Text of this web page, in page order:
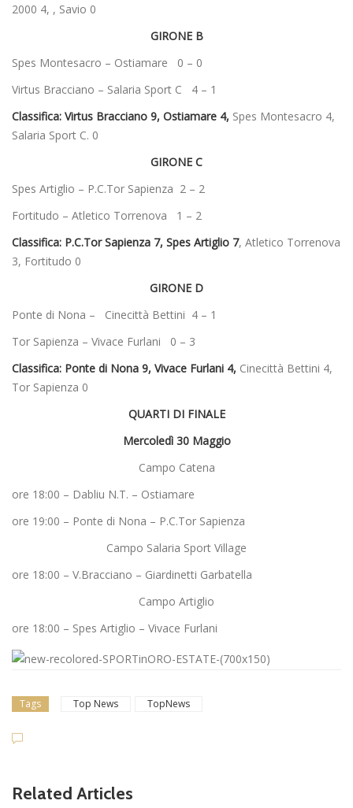
2000 4, , Savio 0
GIRONE B
Spes Montesacro – Ostiamare 0 – 0
Virtus Bracciano – Salaria Sport C 4 – 1
Classifica: Virtus Bracciano 9, Ostiamare 4, Spes Montesacro 4,
Salaria Sport C. 0
GIRONE C
Spes Artiglio – P.C.Tor Sapienza 2 – 2
Fortitudo – Atletico Torrenova 1 – 2
Classifica: P.C.Tor Sapienza 7, Spes Artiglio 7, Atletico Torrenova
3, Fortitudo 0
GIRONE D
Ponte di Nona – Cinecittà Bettini 4 – 1
Tor Sapienza – Vivace Furlani 0 – 3
Classifica: Ponte di Nona 9, Vivace Furlani 4, Cinecittà Bettini 4,
Tor Sapienza 0
QUARTI DI FINALE
Mercoledì 30 Maggio
Campo Catena
ore 18:00 – Dabliu N.T. – Ostiamare
ore 19:00 – Ponte di Nona – P.C.Tor Sapienza
Campo Salaria Sport Village
ore 18:00 – V.Bracciano – Giardinetti Garbatella
Campo Artiglio
ore 18:00 – Spes Artiglio – Vivace Furlani
Tags Top News TopNews
Related Articles
pagnano), mercato senza